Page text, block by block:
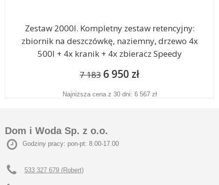
Zestaw 2000l. Kompletny zestaw retencyjny:
zbiornik na deszczówkę, naziemny, drzewo 4x
500l + 4x kranik + 4x zbieracz Speedy
7 183 6 950 zł
Najniższa cena z 30 dni: 6 567 zł
Dom i Woda Sp. z o.o.
Godziny pracy: pon-pt: 8.00-17.00
533 327 679 (Robert)